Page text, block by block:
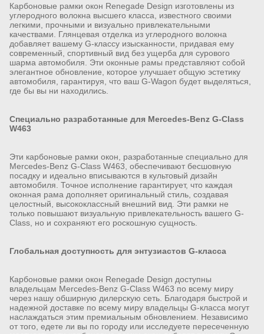
Карбоновые рамки окон Renegade Design изготовлены из
углеродного волокна высшего класса, известного своими
легкими, прочными и визуально привлекательными
качествами. Глянцевая отделка из углеродного волокна
добавляет вашему G-классу изысканности, придавая ему
современный, спортивный вид без ущерба для сурового
шарма автомобиля. Эти оконные рамы представляют собой
элегантное обновление, которое улучшает общую эстетику
автомобиля, гарантируя, что ваш G-Wagon будет выделяться,
где бы вы ни находились.
Специально разработанные для Mercedes-Benz G-Class
W463
Эти карбоновые рамки окон, разработанные специально для
Mercedes-Benz G-Class W463, обеспечивают бесшовную
посадку и идеально вписываются в культовый дизайн
автомобиля. Точное исполнение гарантирует, что каждая
оконная рама дополняет оригинальный стиль, создавая
целостный, высококлассный внешний вид. Эти рамки не
только повышают визуальную привлекательность вашего G-
Class, но и сохраняют его роскошную сущность.
Глобальная доступность для энтузиастов G-класса
Карбоновые рамки окон Renegade Design доступны
владельцам Mercedes-Benz G-Class W463 по всему миру
через нашу обширную дилерскую сеть. Благодаря быстрой и
надежной доставке по всему миру владельцы G-класса могут
наслаждаться этим премиальным обновлением. Независимо
от того, едете ли вы по городу или исследуете пересеченную